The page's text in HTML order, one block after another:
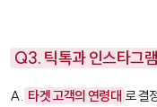
Q3. 틱톡과 인스타그
A. 타겟 고객의 연령대 로 결